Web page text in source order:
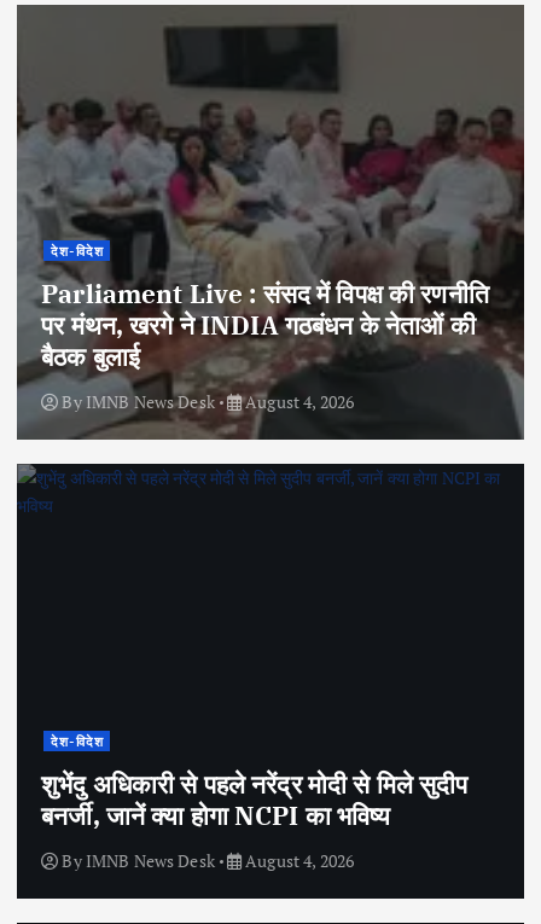
देश-विदेश
Parliament Live : संसद में विपक्ष की रणनीति
पर मंथन, खरगे ने INDIA गठबंधन के नेताओं की
बैठक बुलाई
ByIMNB News Desk August 4, 2026
देश-विदेश
शुभेंदु अधिकारी से पहले नरेंद्र मोदी से मिले सुदीप
बनर्जी, जानें क्या होगा NCPI का भविष्य
By IMNB News Desk August 4, 2026